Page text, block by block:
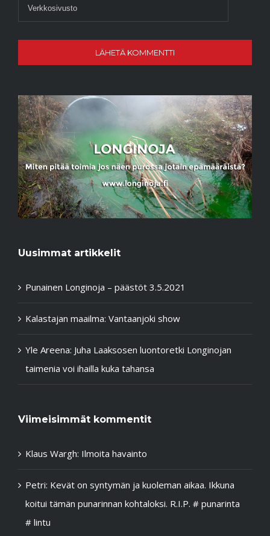
Uusimmat artikkelit
Punainen Longinoja – päästöt 3.5.2021
Viimeisimmät kommentit
: